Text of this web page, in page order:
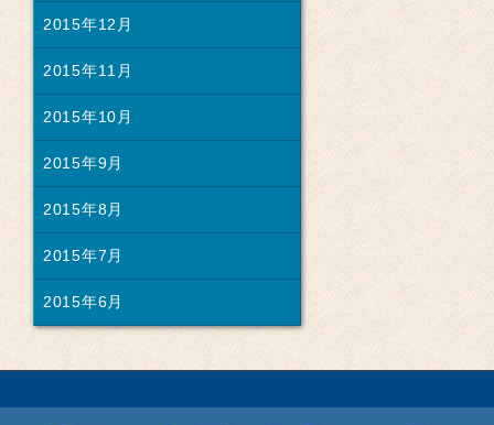
2015年12月
2015年11月
2015年10月
2015年9月
2015年8月
2015年7月
2015年6月